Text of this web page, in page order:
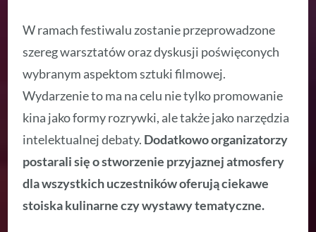
W ramach festiwalu zostanie przeprowadzone
szereg warsztatów oraz dyskusji poświęconych
wybranym aspektom sztuki filmowej.
Wydarzenie to ma na celu nie tylko promowanie
kina jako formy rozrywki, ale także jako narzędzia
intelektualnej debaty. Dodatkowo organizatorzy
postarali się o stworzenie przyjaznej atmosfery
dla wszystkich uczestników oferują ciekawe
stoiska kulinarne czy wystawy tematyczne.